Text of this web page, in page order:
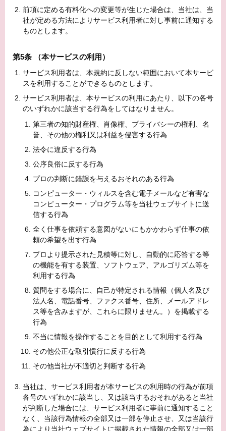
前項に定める有料化への変更等が生じた場合は、当社は、当
社が定める方法によりサービス利用者に対し事前に通知する
ものとします。
第5条 （本サービスの利用）
サービス利用者は、本規約に反しない範囲において本サービ
スを利用することができるものとします。
サービス利用者は、本サービスの利用にあたり、以下の各号
のいずれかに該当する行為をしてはなりません。
第三者の知的財産権、肖像権、プライバシーの権利、名
誉、その他の権利又は利益を侵害する行為
法令に違反する行為
公序良俗に反する行為
プロの判断に錯誤を与えるおそれのある行為
コンピューター・ウィルスを含む電子メールなど有害な
コンピューター・プログラム等を当社ウェブサイトに送
信する行為
全く仕事を依頼する意図がないにもかかわらず仕事の依
頼の希望を出す行為
プロより提示された見積等に対し、自動的に応答する等
の機能を有する装置、ソフトウェア、アルゴリズム等を
利用する行為
質問をする場合に、自己が特定される情報（個人名及び
法人名、電話番号、ファクス番号、住所、メールアドレ
ス等を含みますが、これらに限りません。）を掲載する
行為
不当に情報を操作することを目的として利用する行為
その他公正な取引慣行に反する行為
その他当社が不適切と判断する行為
当社は、サービス利用者が本サービスの利用時の行為が前項
各号のいずれかに該当し、又は該当するおそれがあると当社
が判断した場合には、サービス利用者に事前に通知すること
なく、当該行為情報の全部又は一部を停止させ、又は当該行
為により当社ウェブサイトに掲載された情報の全部又は一部